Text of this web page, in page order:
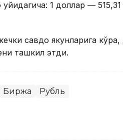
1 доллар —
савдо якунларига
ташкил этди.
Биржа Рубль